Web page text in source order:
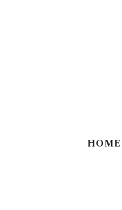
HOME